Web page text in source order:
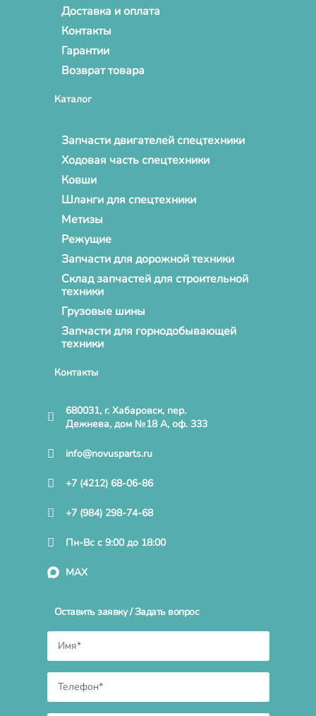
Доставка и оплата
Контакты
Гарантии
Возврат товара
Каталог
Запчасти двигателей спецтехники
Ходовая часть спецтехники
Ковши
Шланги для спецтехники
Метизы
Режущие
Запчасти для дорожной техники
Склад запчастей для строительной
техники
Грузовые шины
Запчасти для горнодобывающей
техники
Контакты
680031, г. Хабаровск, пер.
Дежнева, дом №18 А, оф. 333
info@novusparts.ru
+7 (4212) 68-06-86
+7 (984) 298-74-68
Пн-Вс с 9:00 до 18:00
MAX
Оставить заявку / Задать вопрос